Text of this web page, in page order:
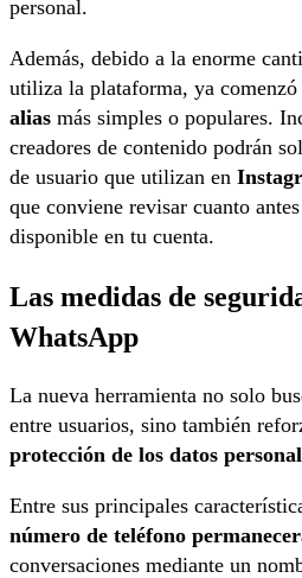
personal.
Además, debido a la enorme
utiliza la plataforma, ya
alias más simples o populares.
creadores de contenido podrán
de usuario que utilizan en
que conviene revisar cuanto
disponible en tu cuenta.
Las medidas de
WhatsApp
La nueva herramienta no solo
entre usuarios, sino también
protección de los datos
Entre sus principales
número de teléfono
conversaciones mediante un